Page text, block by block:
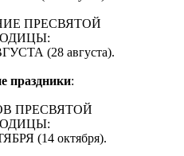
ПРЕСВЯТОЙ
(28 августа).
праздники:
ПРЕСВЯТОЙ
(14 октября).